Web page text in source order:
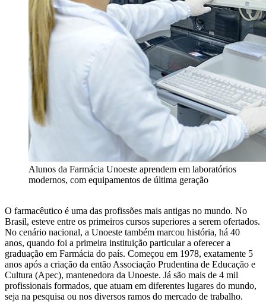
Alunos da Farmácia Unoeste aprendem em laboratórios
modernos, com equipamentos de última geração
O farmacêutico é uma das profissões mais antigas no mundo. No
Brasil, esteve entre os primeiros cursos superiores a serem ofertados.
No cenário nacional, a Unoeste também marcou história, há 40
anos, quando foi a primeira instituição particular a oferecer a
graduação em Farmácia do país. Começou em 1978, exatamente 5
anos após a criação da então Associação Prudentina de Educação e
Cultura (Apec), mantenedora da Unoeste. Já são mais de 4 mil
profissionais formados, que atuam em diferentes lugares do mundo,
seja na pesquisa ou nos diversos ramos do mercado de trabalho.